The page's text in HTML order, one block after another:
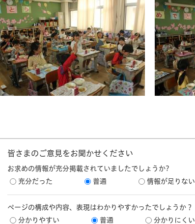
皆さまのご意見をお聞かせください
お求めの情報が充分掲載されていましたでしょうか?
充分だった
普通 情報が足りない
ページの構成や内容、表現はわかりやすかったでしょうか？
分かりやすい
普通 分かりにくい